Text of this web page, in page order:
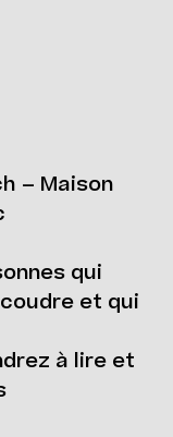
– Maison
qui
et qui
à lire et